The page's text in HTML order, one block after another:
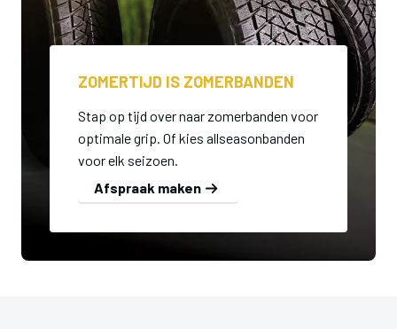
ZOMERTIJD IS ZOMERBANDEN
Stap op tijd over naar zomerbanden voor
optimale grip. Of kies allseasonbanden
voor elk seizoen.
Afspraak maken